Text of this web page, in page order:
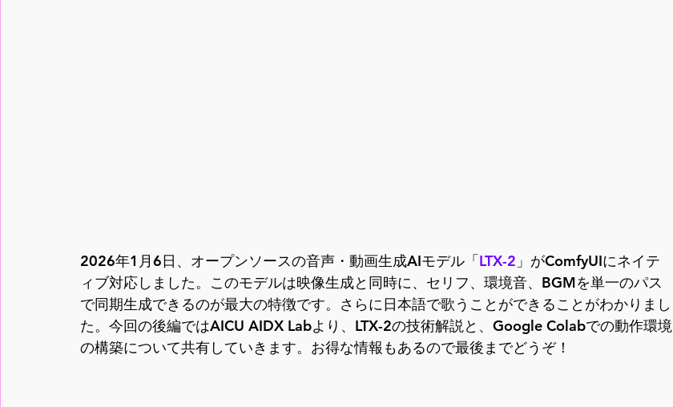
2026年1月6日、オープンソースの音声・動画生成AIモデル「LTX-2 」がComfyUIにネイテ
ィブ対応しました。このモデルは映像生成と同時に、セリフ、環境音、BGMを単一のパス
で同期生成できるのが最大の特徴です。さらに日本語で歌うことができることがわかりまし
た。今回の後編ではAICU AIDX Labより、LTX-2の技術解説と、Google Colabでの動作環境
の構築について共有していきます。お得な情報もあるので最後までどうぞ！